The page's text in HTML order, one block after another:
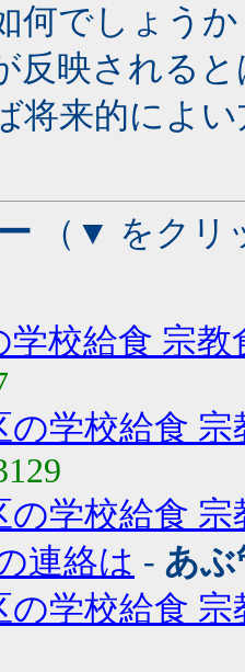
何でしょう
反映される
将来的によ
（▼ をクリ
学校給食 宗教
の学校給食
の学校給食
連絡は - あぶ
の学校給食